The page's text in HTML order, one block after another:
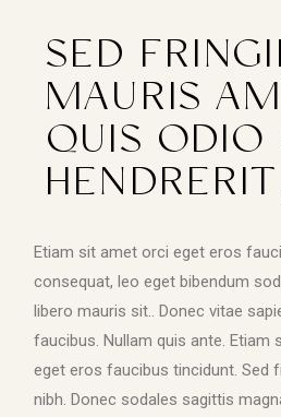
SED
MAURIS
QUIS ODIO
Etiam sit amet orci eget eros
consequat, leo eget bibendum
libero mauris sit.. Donec vitae
faucibus. Nullam quis ante.
eget eros faucibus tincidunt. Sed
nibh. Donec sodales sagittis